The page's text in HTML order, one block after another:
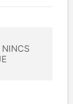
NINCS